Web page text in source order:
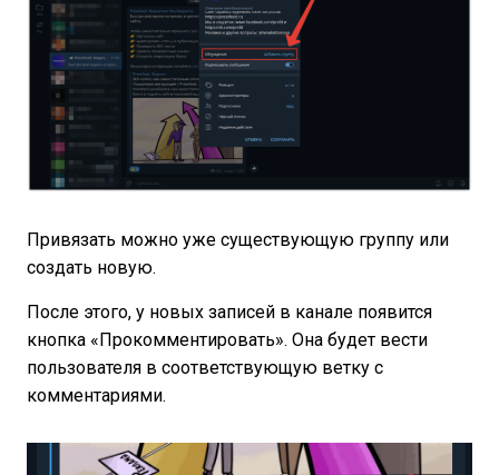
Привязать можно уже существующую группу или
создать новую.
После этого, у новых записей в канале появится
кнопка «Прокомментировать». Она будет вести
пользователя в соответствующую ветку с
комментариями.